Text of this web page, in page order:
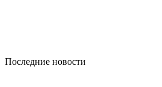
Последние новости